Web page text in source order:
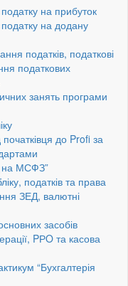
на прибуток
на додану
податків, податкові
податкових
занять програми
початківця до Profi за
на МСФЗ”
податків та права
ЗЕД, валютні
засобів
PРO та касова
“Бухгалтерія